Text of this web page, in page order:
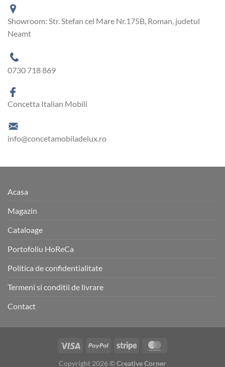
Showroom: Str. Stefan cel Mare Nr.175B, Roman, judetul
Neamt
0730 718 869
Concetta Italian Mobili
info@concetamobiladelux.ro
Acasa
Magazin
Cataloage
Portofoliu HoReCa
Politica de confidentialitate
Termeni si conditii de livrare
Contact
Copyright 2026 ©Creative Corner